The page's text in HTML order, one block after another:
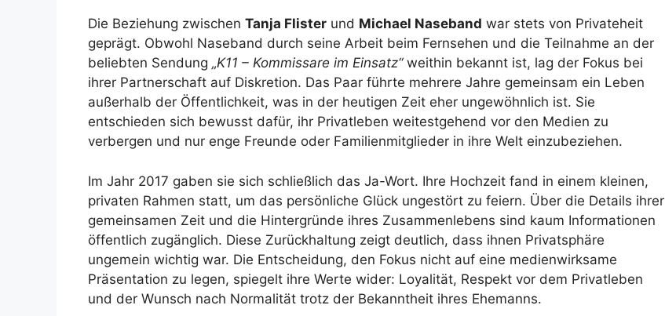
Die Beziehung zwischen Tanja Flister und Michael Naseband war stets von Privateheit
geprägt. Obwohl Naseband durch seine Arbeit beim Fernsehen und die Teilnahme an der
beliebten Sendung „K11 – Kommissare im Einsatz“weithin bekannt ist, lag der Fokus bei
ihrer Partnerschaft auf Diskretion. Das Paar führte mehrere Jahre gemeinsam ein Leben
außerhalb der Öffentlichkeit, was in der heutigen Zeit eher ungewöhnlich ist. Sie
entschieden sich bewusst dafür, ihr Privatleben weitestgehend vor den Medien zu
verbergen und nur enge Freunde oder Familienmitglieder in ihre Welt einzubeziehen.
Im Jahr 2017 gaben sie sich schließlich das Ja-Wort. Ihre Hochzeit fand in einem kleinen,
privaten Rahmen statt, um das persönliche Glück ungestört zu feiern. Über die Details ihrer
gemeinsamen Zeit und die Hintergründe ihres Zusammenlebens sind kaum Informationen
öffentlich zugänglich. Diese Zurückhaltung zeigt deutlich, dass ihnen Privatsphäre
ungemein wichtig war. Die Entscheidung, den Fokus nicht auf eine medienwirksame
Präsentation zu legen, spiegelt ihre Werte wider: Loyalität, Respekt vor dem Privatleben
und der Wunsch nach Normalität trotz der Bekanntheit ihres Ehemanns.